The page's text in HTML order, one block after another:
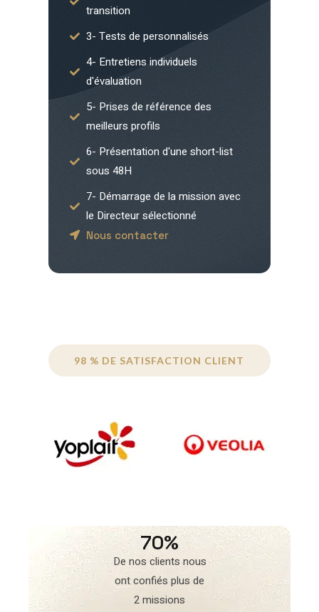
transition
3- Tests de personnalisés
4- Entretiens individuels
d'évaluation
5- Prises de référence des
meilleurs profils
6- Présentation d'une short-list
sous 48H
7- Démarrage de la mission avec
le Directeur sélectionné
Nous contacter
98 % DE SATISFACTION CLIENT
70%
De nos clients nous
ont confiés plus de
2 missions